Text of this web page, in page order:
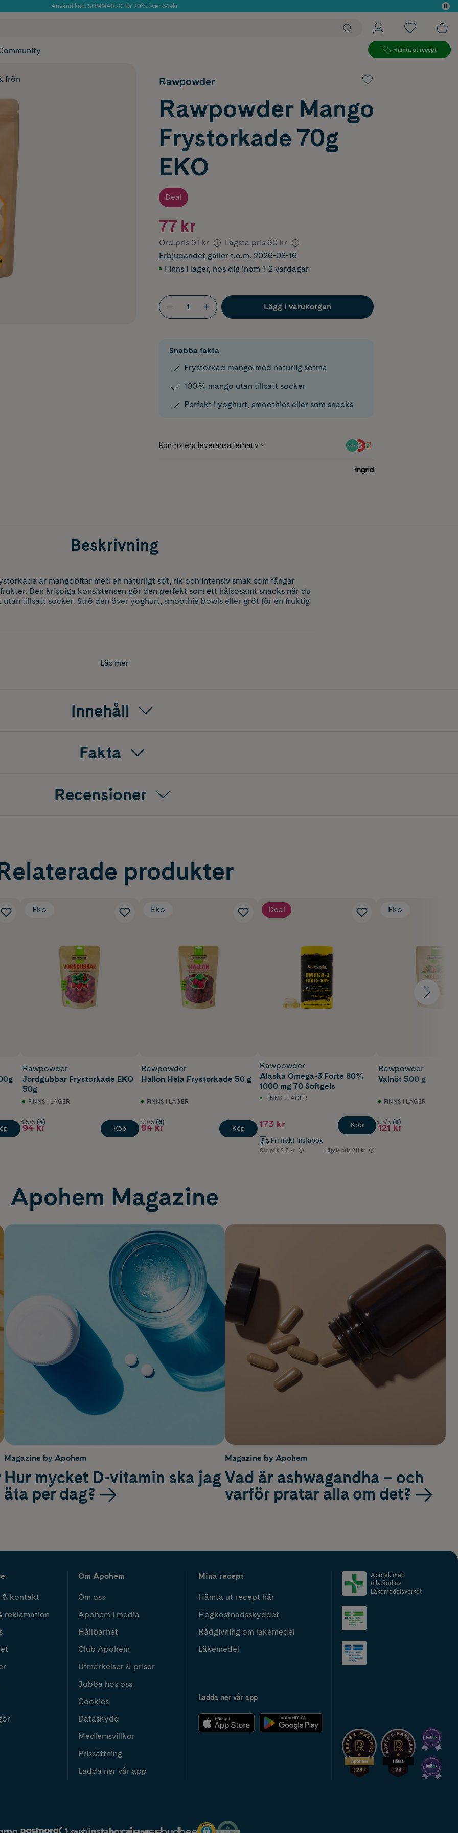
Använd kod: SOMMAR20 för 20% över 649kr
Hämta ut recept
frön Rawpowder
Rawpowder Mango
Frystorkade 70g
EKO
Deal
77 kr
Ord.pris 91 kr Lägsta pris 90 kr
Erbjudandet gäller t.o.m. 2026-08-16
Finns i lager, hos dig inom 1-2 vardagar
Lägg i varukorgen
Snabba fakta
Frystorkad mango med naturlig sötma
100 % mango utan tillsatt socker
Perfekt i yoghurt, smoothies eller som snacks
Beskrivning
är mangobitar med en naturligt söt, rik och intensiv smak som fångar
Den krispiga konsistensen gör den perfekt som ett hälsosamt snacks när du
tillsatt socker. Strö den över yoghurt, smoothie bowls eller gröt för en fruktig
Läs mer
Innehåll
Fakta
Recensioner
produkter
Eko
Rawpowder
Jordgubbar Frystorkade EKO
50g
FINNS I LAGER
3.5/5 (4)
94 kr Köp
Eko
Rawpowder
Hallon Hela Frystorkade 50 g
FINNS I LAGER
5.0/5 (6)
94 kr Köp
Deal
Rawpowder
Alaska Omega-3 Forte 80%
1000 mg 70 Softgels
FINNS I LAGER
173 kr
Fri frakt Instabox
Ord.pris 213 kr Lägsta pris 211 kr
Köp
Eko
Rawpowder
Valnöt 500 g
FINNS I LAGER
4.5/5 (8)
121 kr
Apohem Magazine
Magazine by Apohem
Hur mycket D-vitamin ska jag
äta per dag?
Magazine by Apohem
Vad är ashwagandha – och
varför pratar alla om det?
& kontakt
reklamation
Om Apohem
Om oss
Apohem i media
Hållbarhet
Club Apohem
Utmärkelser & priser
Jobba hos oss
Cookies
Dataskydd
Medlemsvillkor
Prissättning
Ladda ner vår app
Mina recept
Hämta ut recept här
Högkostnadsskyddet
Rådgivning om läkemedel
Läkemedel
Ladda ner vår app
Apotek med
tillstånd av
Läkemedelsverket
2024